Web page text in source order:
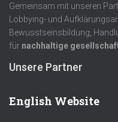
Gemeinsam mit unseren
Lobbying- und
Bewusstseinsbildung,
für nachhaltige
Unsere Partner
English Website